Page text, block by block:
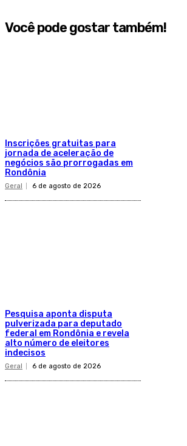
Você pode gostar também!
Inscrições gratuitas para
jornada de aceleração de
negócios são prorrogadas em
Rondônia
Geral 6 de agosto de 2026
Pesquisa aponta disputa
pulverizada para deputado
federal em Rondônia e revela
alto número de eleitores
indecisos
Geral 6 de agosto de 2026